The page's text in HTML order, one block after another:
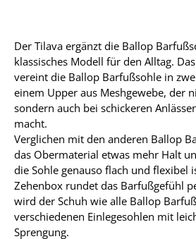
Der Tilava ergänzt die Ballop
klassisches Modell für den Alltag.
vereint die Ballop Barfußsohle in
einem Upper aus Meshgewebe, der
sondern auch bei schickeren
macht.
Verglichen mit den anderen Ballop
das Obermaterial etwas mehr Halt
die Sohle genauso flach und flexibel
Zehenbox rundet das Barfußgefühl
wird der Schuh wie alle Ballop
verschiedenen Einlegesohlen mit
Sprengung.